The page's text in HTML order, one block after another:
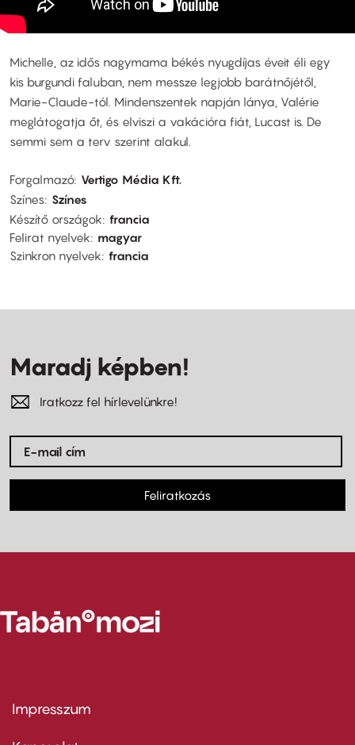
Michelle, az idős nagymama békés nyugdíjas éveit éli egy
kis burgundi faluban, nem messze legjobb barátnőjétől,
Marie-Claude-tól. Mindenszentek napján lánya, Valérie
meglátogatja őt, és elviszi a vakációra fiát, Lucast is. De
semmi sem a terv szerint alakul.
Forgalmazó Vertigo Média Kft.
Színes Színes
Készítő országok francia
Felirat nyelvek
magyar
Szinkron nyelvek francia
Maradj képben!
Iratkozz fel hírlevelünkre!
Feliratkozás
Footer
first
Impresszum